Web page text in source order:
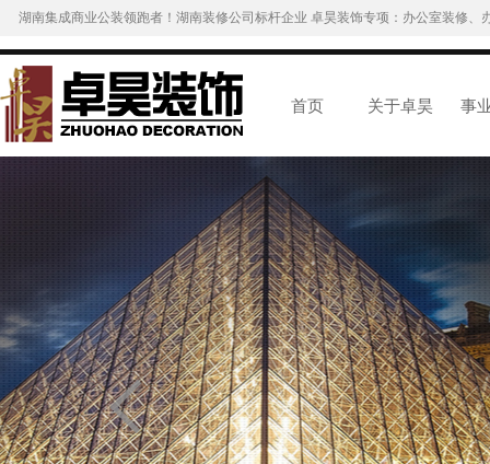
湖南集成商业公装领跑者！湖南装修公司标杆企业 卓昊装饰专项：办公室装修
首页 关于卓昊 事